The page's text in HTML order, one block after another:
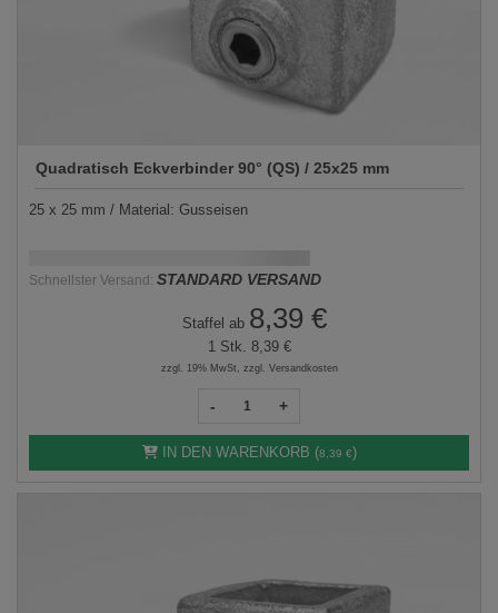
Quadratisch Eckverbinder 90° (QS) / 25x25 mm
25 x 25 mm / Material: Gusseisen
Schnellster Versand: STANDARD VERSAND
Staffel ab 8,39 €
1 Stk. 8,39 €
zzgl. 19% MwSt, zzgl. Versandkosten
- +
IN DEN WARENKORB (8,39 €)